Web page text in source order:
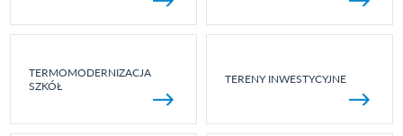
TERMOMODERNIZACJA
SZKÓŁ
TERENY INWESTYCYJNE